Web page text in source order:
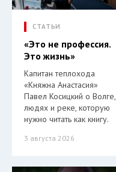
СТАТЬИ
«Это не профессия.
Это жизнь»
Капитан теплохода
«Княжна Анастасия»
Павел Косицкий о Волге,
людях и реке, которую
нужно читать как книгу.
3 августа 2026